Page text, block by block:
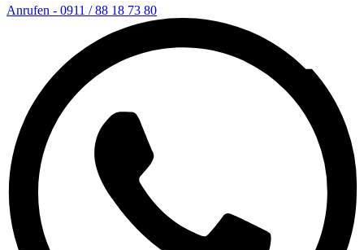
Anrufen - 0911 / 88 18 73 80